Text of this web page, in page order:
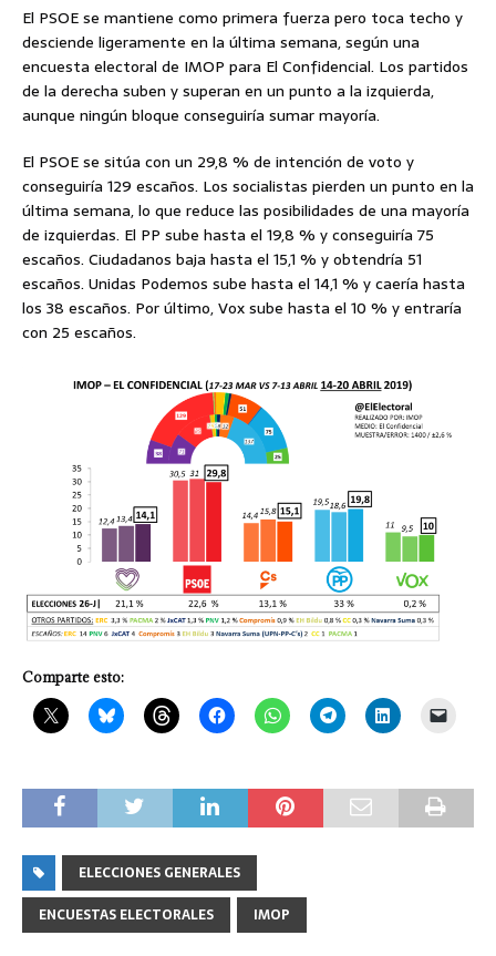
El PSOE se mantiene como primera fuerza pero toca techo y
desciende ligeramente en la última semana, según una
encuesta electoral de IMOP para El Confidencial. Los partidos
de la derecha suben y superan en un punto a la izquierda,
aunque ningún bloque conseguiría sumar mayoría.
El PSOE se sitúa con un 29,8 % de intención de voto y
conseguiría 129 escaños. Los socialistas pierden un punto en la
última semana, lo que reduce las posibilidades de una mayoría
de izquierdas. El PP sube hasta el 19,8 % y conseguiría 75
escaños. Ciudadanos baja hasta el 15,1 % y obtendría 51
escaños. Unidas Podemos sube hasta el 14,1 % y caería hasta
los 38 escaños. Por último, Vox sube hasta el 10 % y entraría
con 25 escaños.
Comparte esto:
ELECCIONES GENERALES
ENCUESTAS ELECTORALES
IMOP